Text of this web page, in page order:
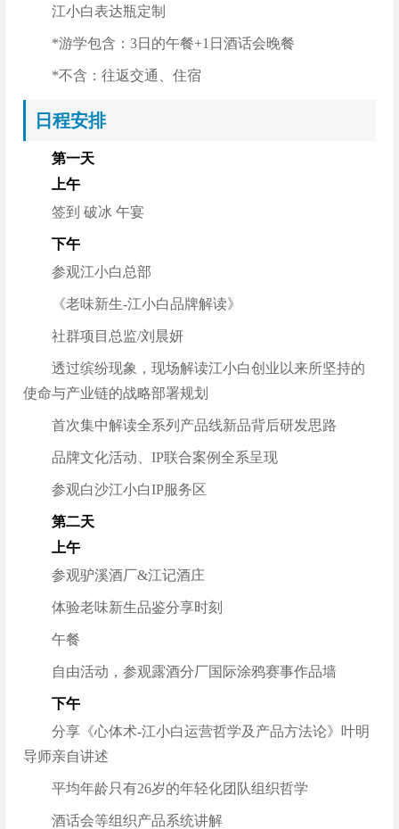
江小白表达瓶定制
*游学包含：3日的午餐+1日酒话会晚餐
*不含：往返交通、住宿
日程安排
第一天
上午
签到 破冰 午宴
下午
参观江小白总部
《老味新生-江小白品牌解读》
社群项目总监/刘晨妍
透过缤纷现象，现场解读江小白创业以来所坚持的
使命与产业链的战略部署规划
首次集中解读全系列产品线新品背后研发思路
品牌文化活动、IP联合案例全系呈现
参观白沙江小白IP服务区
第二天
上午
参观驴溪酒厂&江记酒庄
体验老味新生品鉴分享时刻
午餐
自由活动，参观露酒分厂国际涂鸦赛事作品墙
下午
分享《心体术-江小白运营哲学及产品方法论》叶明
导师亲自讲述
平均年龄只有26岁的年轻化团队组织哲学
酒话会等组织产品系统讲解